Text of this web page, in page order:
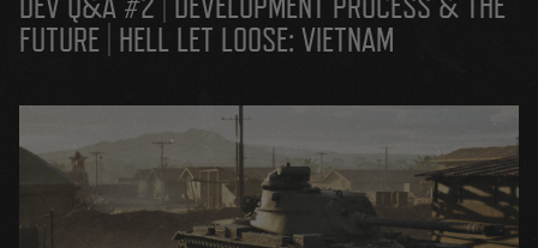
DEV Q&A #2 | DEVELOPMENT PROCESS & THE
FUTURE | HELL LET LOOSE: VIETNAM